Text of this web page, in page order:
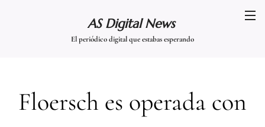
AS Digital News
El periódico digital que estabas esperando
Floersch es operada con